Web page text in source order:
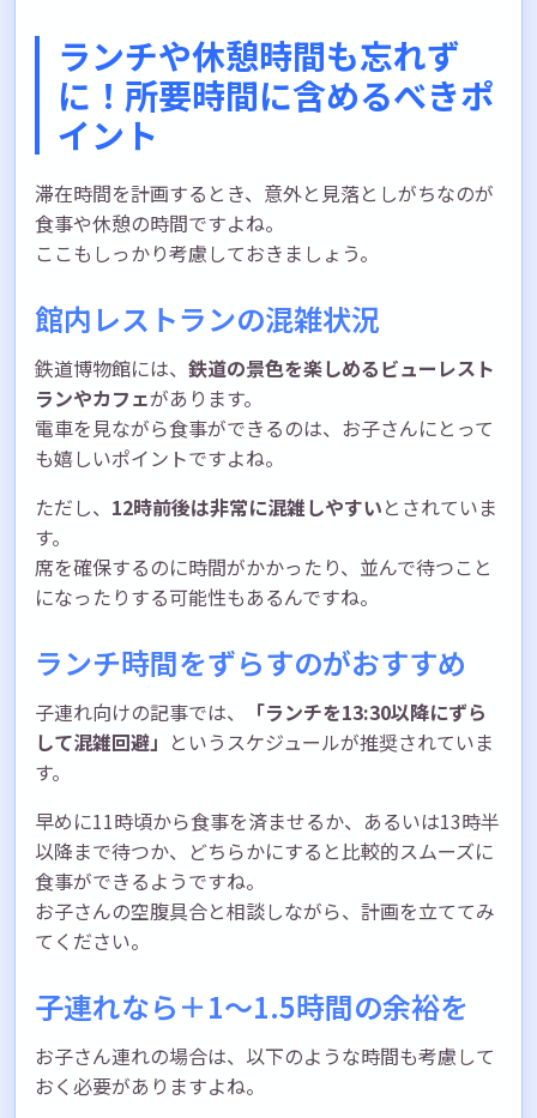
ランチや休憩時間も忘れず
に！所要時間に含めるべきポ
イント
滞在時間を計画するとき、意外と見落としがちなのが
食事や休憩の時間ですよね。
ここもしっかり考慮しておきましょう。
館内レストランの混雑状況
鉄道博物館には、 鉄道の景色を楽しめるビューレスト
ランやカフェがあります。
電車を見ながら食事ができるのは、お子さんにとって
も嬉しいポイントですよね。
ただし、 12時前後は非常に混雑しやすいとされていま
す。
席を確保するのに時間がかかったり、並んで待つこと
になったりする可能性もあるんですね。
ランチ時間をずらすのがおすすめ
子連れ向けの記事では、
「ランチを13:30以降にずら
して混雑回避」 というスケジュールが推奨されていま
す。
早めに11時頃から食事を済ませるか、あるいは13時半
以降まで待つか、どちらかにすると比較的スムーズに
食事ができるようですね。
お子さんの空腹具合と相談しながら、計画を立ててみ
てください。
子連れなら＋1〜1.5時間の余裕を
お子さん連れの場合は、以下のような時間も考慮して
おく必要がありますよね。